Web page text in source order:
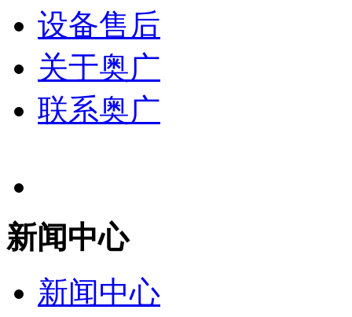
设备售后
关于奥广
联系奥广
新闻中心
新闻中心